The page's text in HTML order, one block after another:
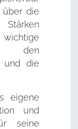
über die
Stärken
den
und die
eigene
und
seine